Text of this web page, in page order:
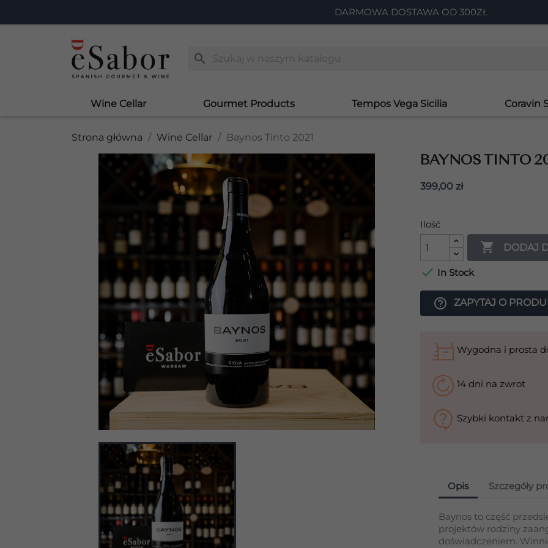
DARMOWA DOSTAWA OD 300ZŁ
search
Wine Cellar Gourmet Products Tempos Vega Sicilia Coravin
Strona główna Wine Cellar Baynos Tinto 2021
BAYNOS TINTO
399,00 zł
Ilość
 DODAJ
 In Stock
help_outline ZAPYTAJ O
Wygodna i prosta
14 dni na zwrot
Szybki kontakt z
Opis Szczegóły
Baynos to część
projektów rodziny
doświadczeniem.